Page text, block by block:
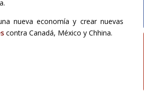
nueva economía y crear nuevas
contra Canadá, México y Chhina.